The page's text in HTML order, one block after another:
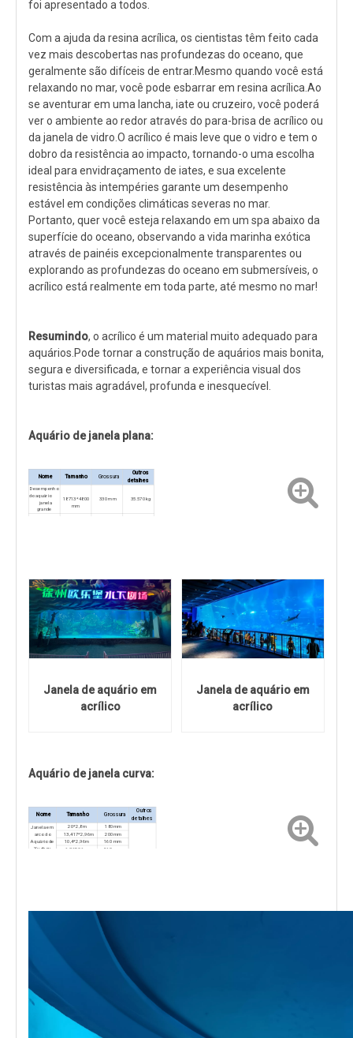
foi apresentado a todos.
Com a ajuda da resina acrílica, os cientistas têm feito cada
vez mais descobertas nas profundezas do oceano, que
geralmente são difíceis de entrar.Mesmo quando você está
relaxando no mar, você pode esbarrar em resina acrílica.Ao
se aventurar em uma lancha, iate ou cruzeiro, você poderá
ver o ambiente ao redor através do para-brisa de acrílico ou
da janela de vidro.O acrílico é mais leve que o vidro e tem o
dobro da resistência ao impacto, tornando-o uma escolha
ideal para envidraçamento de iates, e sua excelente
resistência às intempéries garante um desempenho
estável em condições climáticas severas no mar.
Portanto, quer você esteja relaxando em um spa abaixo da
superfície do oceano, observando a vida marinha exótica
através de painéis excepcionalmente transparentes ou
explorando as profundezas do oceano em submersíveis, o
acrílico está realmente em toda parte, até mesmo no mar!
Resumindo, o acrílico é um material muito adequado para
aquários.Pode tornar a construção de aquários mais bonita,
segura e diversificada, e tornar a experiência visual dos
turistas mais agradável, profunda e inesquecível.
Aquário de janela plana:
Nome Tamanho Grossura
Outros
detalhes
Desempenho
do aquário
janela
grande
18713*4800
mm
330 mm 35.570 kg
Janela de aquário em
acrílico
Janela de aquário em
acrílico
Aquário de janela curva:
Nome Tamanho Grossura
Outros
detalhes
Janela em
arco do
Aquário de
Xuzhou
20*2,8m
180mm
13,417*2,96m
200mm
10,4*2,96m
160 mm
6,3*2,96m
160 mm